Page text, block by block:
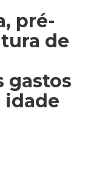
pré-
de
gastos
idade